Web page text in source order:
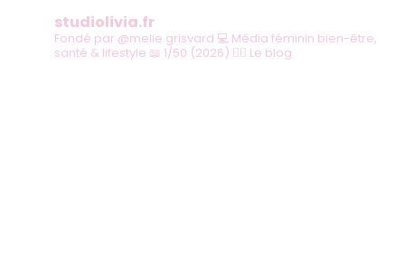
studiolivia.fr
Fondé par @melie.grisvard 💻 Média féminin bien-être,
santé & lifestyle 📖 1/50 (2026) 👇🏻 Le blog